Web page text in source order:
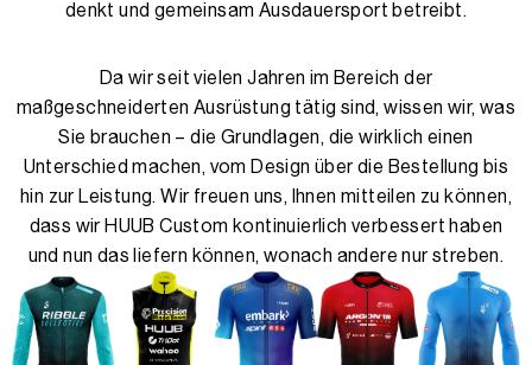
denkt und gemeinsam Ausdauersport betreibt.
Da wir seit vielen Jahren im Bereich der
maßgeschneiderten Ausrüstung tätig sind, wissen wir, was
Sie brauchen – die Grundlagen, die wirklich einen
Unterschied machen, vom Design über die Bestellung bis
hin zur Leistung. Wir freuen uns, Ihnen mitteilen zu können,
dass wir HUUB Custom kontinuierlich verbessert haben
und nun das liefern können, wonach andere nur streben.